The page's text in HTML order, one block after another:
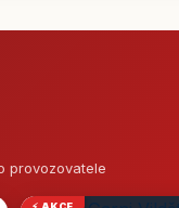
provozovatele